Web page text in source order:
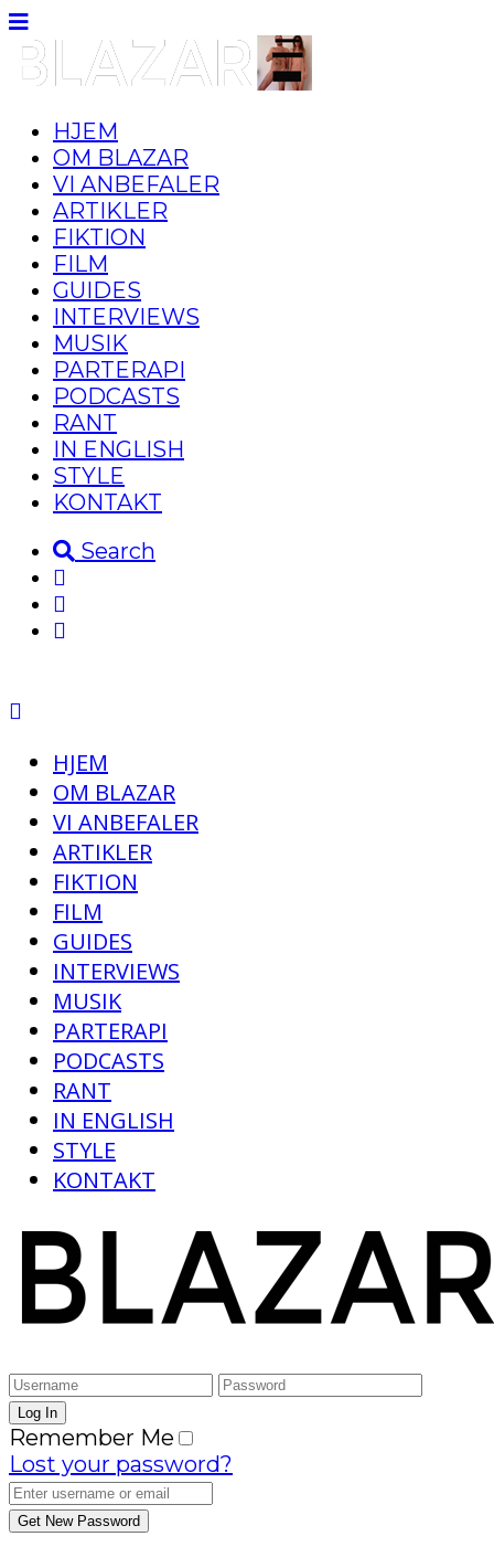
HJEM
OM BLAZAR
VI ANBEFALER
ARTIKLER
FIKTION
FILM
GUIDES
INTERVIEWS
MUSIK
PARTERAPI
PODCASTS
RANT
IN ENGLISH
STYLE
KONTAKT
Search
HJEM
OM BLAZAR
VI ANBEFALER
ARTIKLER
FIKTION
FILM
GUIDES
INTERVIEWS
MUSIK
PARTERAPI
PODCASTS
RANT
IN ENGLISH
STYLE
KONTAKT
Remember Me
Lost your password?